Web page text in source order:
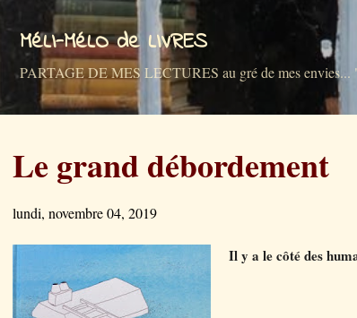
Accéder
MéLI-MéLO de LIVRES
PARTAGE DE MES LECTURES au gré de mes envies...
Le grand débordement
lundi, novembre 04, 2019
Il y a le côté des